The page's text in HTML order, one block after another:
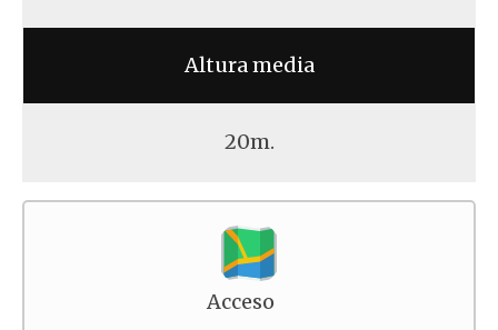
Altura media
20m.
Acceso